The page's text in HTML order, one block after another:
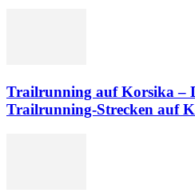
Trailrunning auf Korsika –
Trailrunning-Strecken auf